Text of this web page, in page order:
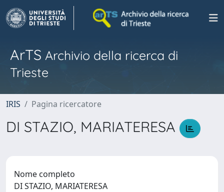
ArTS Archivio della ricerca di
Trieste
IRIS Pagina ricercatore
DI STAZIO, MARIATERESA
Nome completo
DI STAZIO, MARIATERESA